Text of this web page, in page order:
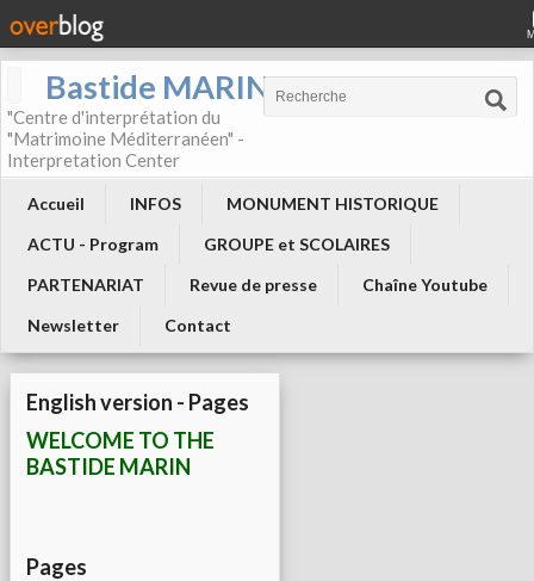
Bastide MARIN
"Centre d'interprétation du
"Matrimoine Méditerranéen" -
Interpretation Center
Accueil INFOS
MONUMENT HISTORIQUE
ACTU - Program
GROUPE et SCOLAIRES
PARTENARIAT
Revue de presse
Chaîne Youtube
Newsletter
Contact
English version - Pages
WELCOME TO THE
BASTIDE MARIN
Pages